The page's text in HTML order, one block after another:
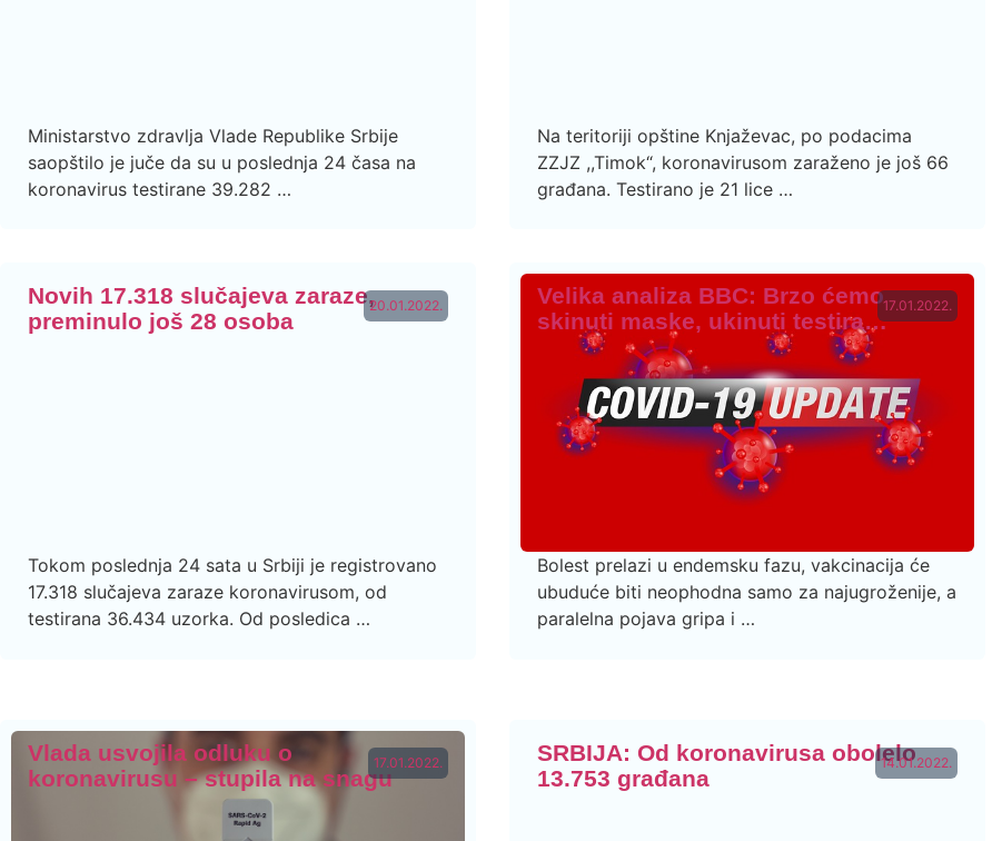
Ministarstvo zdravlja Vlade Republike Srbije
saopštilo je juče da su u poslednja 24 časa na
koronavirus testirane 39.282 …
Na teritoriji opštine Knjaževac, po podacima
ZZJZ ,,Timok“, koronavirusom zaraženo je još 66
građana. Testirano je 21 lice …
20.01.2022.
Novih 17.318 slučajeva zaraze,
preminulo još 28 osoba
Tokom poslednja 24 sata u Srbiji je registrovano
17.318 slučajeva zaraze koronavirusom, od
testirana 36.434 uzorka. Od posledica …
17.01.2022.
Velika analiza BBC: Brzo ćemo
skinuti maske, ukinuti testira…
Bolest prelazi u endemsku fazu, vakcinacija će
ubuduće biti neophodna samo za najugroženije, a
paralelna pojava gripa i …
17.01.2022.
Vlada usvojila odluku o
koronavirusu – stupila na snagu
14.01.2022.
SRBIJA: Od koronavirusa obolelo
13.753 građana